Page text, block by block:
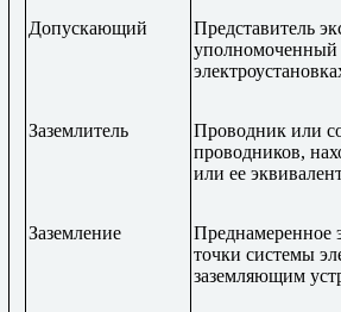
Допускающий
Представитель
уполномоченный
Заземлитель
Проводник или
проводников,
или ее
Заземление
Преднамеренное
точки системы
заземляющим